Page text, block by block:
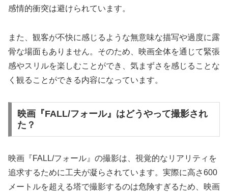
感情的衝突は避けられています。
また、観客が不快に感じるような無意味な描写や過度に露
骨な場面もありません。そのため、映画全体を通じて緊張
感やスリルを楽しむことができ、気まずさを感じることな
く観ることができる内容になっています。
映画『FALL/フォール』はどうやって撮影され
た？
映画『FALL/フォール』の撮影は、視覚的なリアリティを
追求するために工夫が凝らされています。実際に高さ600
メートルを超える塔で撮影するのは危険すぎるため、映画